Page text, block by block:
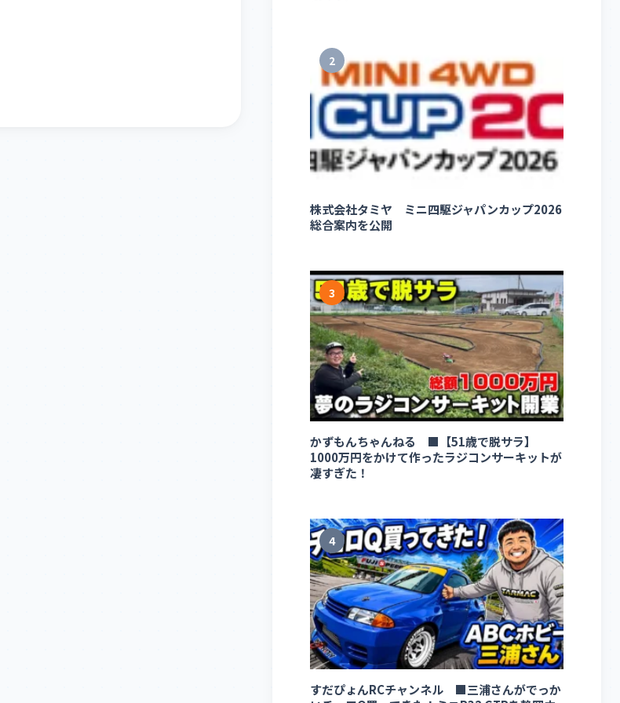
2
株式会社タミヤ ミニ四駆ジャパンカップ2026
総合案内を公開
3
かずもんちゃんねる ■【51歳で脱サラ】
1000万円をかけて作ったラジコンサーキットが
凄すぎた！
4
すだぴょんRCチャンネル ■三浦さんがでっか